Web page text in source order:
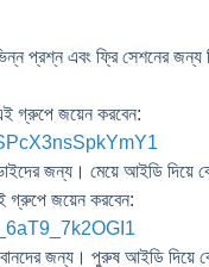
প্রশ্ন এবং ফ্রি সেশনের
গ্রুপে জয়েন করবেন:
জন্য। মেয়ে আইডি দিয়ে
গ্রুপে জয়েন করবেন:
জন্য। পুরুষ আইডি দিয়ে